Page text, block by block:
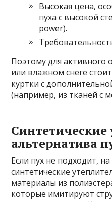
Высокая цена,
пуха с высокой
power).
Поэтому для активного
или влажном снеге
куртки с
(например, из тканей с
Синтетические
альтернатива
Если пух не подходит,
синтетические
материалы из
которые имитируют